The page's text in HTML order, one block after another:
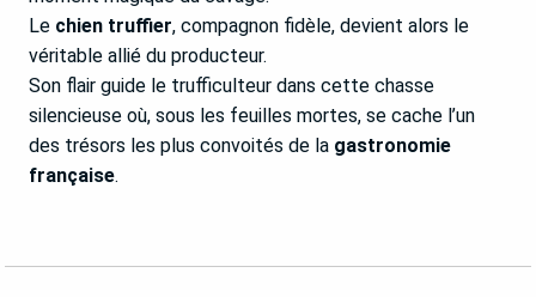
Le chien truffier, compagnon fidèle, devient alors le
véritable allié du producteur.
Son flair guide le trufficulteur dans cette chasse
silencieuse où, sous les feuilles mortes, se cache l’un
des trésors les plus convoités de la gastronomie
française.